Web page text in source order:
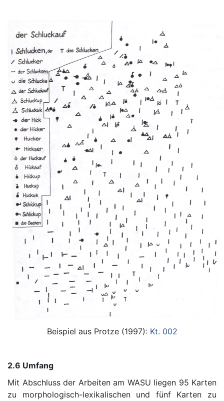
Beispiel aus Protze (1997): Kt. 002
2.6 Umfang
Mit Abschluss der Arbeiten am WASU liegen 95 Karten
zu morphologisch-lexikalischen und fünf Karten zu